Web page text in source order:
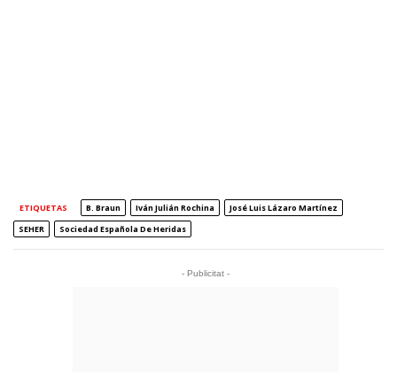
ETIQUETAS B. Braun Iván Julián Rochina
José Luis Lázaro Martínez
SEHER
Sociedad Española De Heridas
- Publicitat -